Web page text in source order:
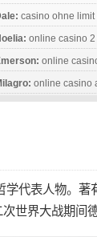
casino ohne
online casino
online
online casino
学代表人物。著
世界大战期间